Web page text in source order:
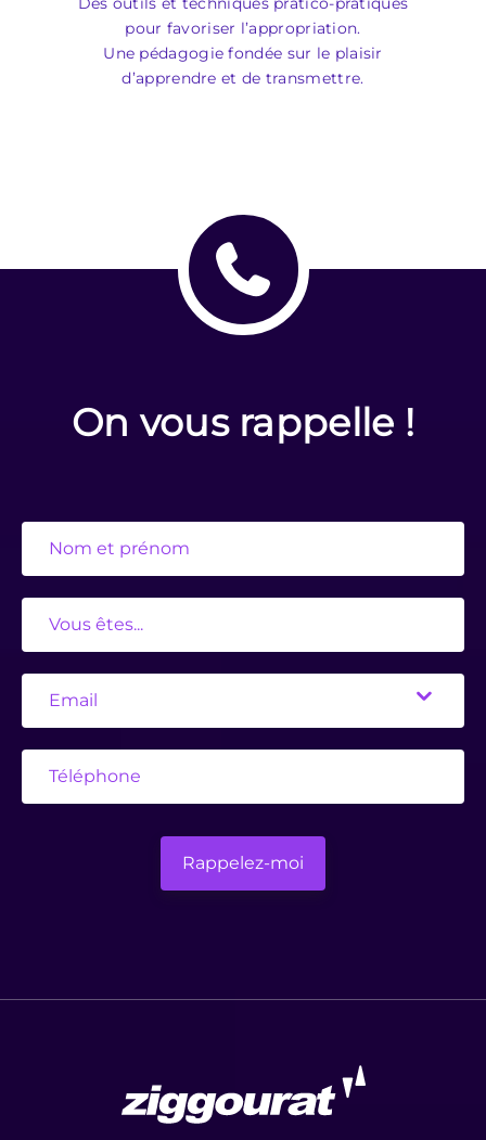
pour favoriser l’appropriation.
Une pédagogie fondée sur le plaisir
d’apprendre et de transmettre.
On vous rappelle !